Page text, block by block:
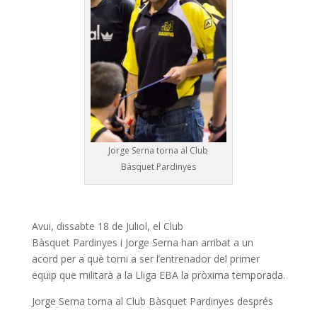
Jorge Serna torna al Club
Bàsquet Pardinyes
Avui, dissabte 18 de Juliol, el Club
Bàsquet Pardinyes i Jorge Serna han arribat a un
acord per a què torni a ser l’entrenador del primer
equip que militarà a la Lliga EBA la pròxima temporada.
Jorge Serna torna al Club Bàsquet Pardinyes després